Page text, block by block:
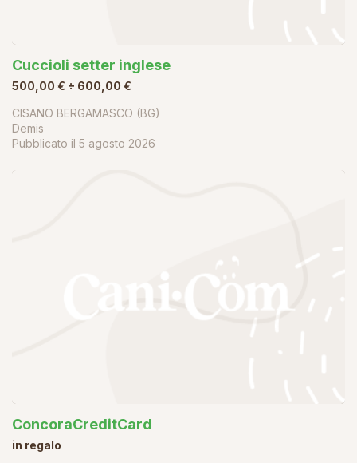
Cuccioli setter inglese
500,00 € ÷ 600,00 €
CISANO BERGAMASCO (BG)
Demis
Pubblicato il 5 agosto 2026
ConcoraCreditCard
in regalo